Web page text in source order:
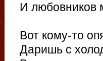
И любовников
Вот кому-то
Даришь с